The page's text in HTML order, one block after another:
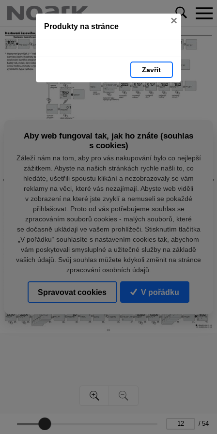
Produkty na stránce ×
Zavřít
/ 54
Aby web fungoval tak, jak ho znáte (souhlas
s cookies)
Záleží nám na tom, aby pro vás nakupování bylo co nejlepší
zážitkem. Abyste na našich stránkách rychle našli to, co
hledáte, ušetřili spoustu klikání a nezobrazovaly se vám
reklamy na věci, které vás nezajímají. Abyste web viděli
v zobrazení na které jste zvyklí a nemuseli se pokaždé
přihlašovat. Proto od vás potřebujeme souhlas se
zpracováním souborů cookies - malých souborů, které
se dočasně ukládají ve vašem prohlížeči. Stisknutím tlačítka
„V pořádku“ souhlasíte s nastavením cookies tak, abychom
vám poskytovali smysluplné a užitečné služby na základě
vašich údajů. Svůj souhlas můžete kdykoli změnit na stránce
zpracování osobních údajů.
Spravovat cookies V pořádku